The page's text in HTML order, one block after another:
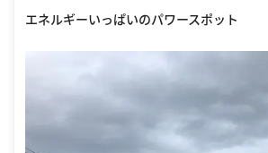
エネルギーいっぱいのパワースポット